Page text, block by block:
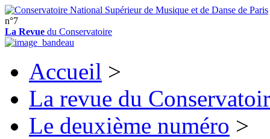
n°7
La Revue du Conservatoire
Accueil >
La revue du
Le deuxième numéro >